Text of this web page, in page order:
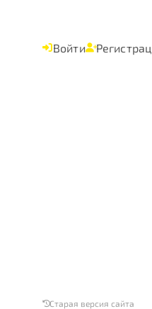
Войти
Старая версия сайта